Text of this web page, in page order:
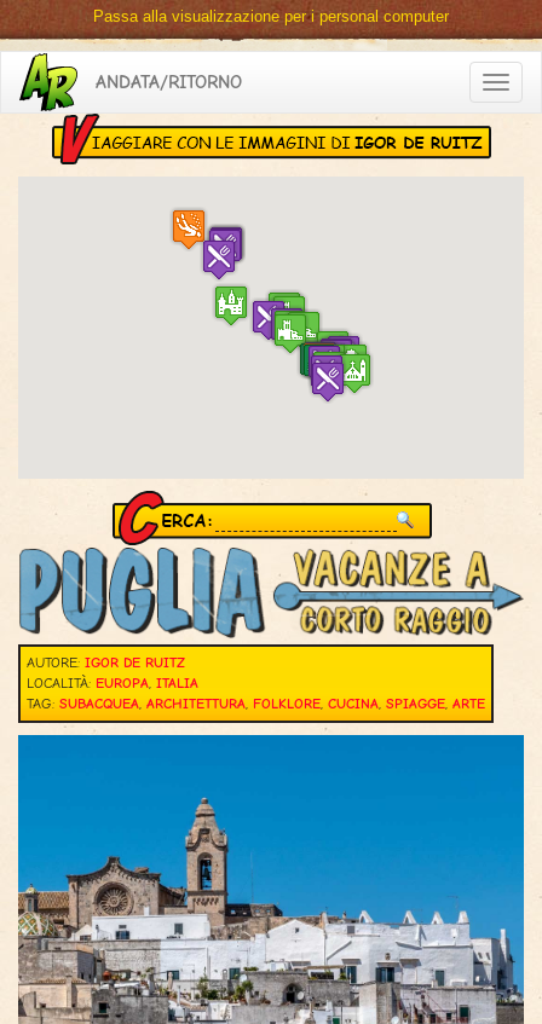
Passa alla visualizzazione per i personal computer
ANDATA/RITORNO
AUTORE: IGOR DE RUITZ
LOCALITÀ: EUROPA, ITALIA
TAG: SUBACQUEA, ARCHITETTURA, FOLKLORE, CUCINA, SPIAGGE, ARTE